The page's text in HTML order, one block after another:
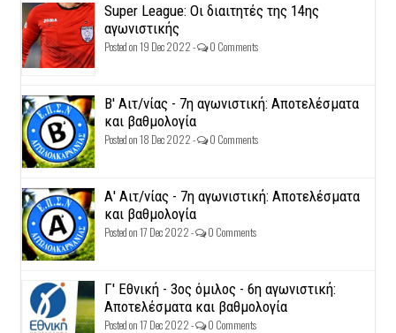
Super League: Οι διαιτητές της 14ης
αγωνιστικής
Posted on 19 Dec 2022 - 0 Comments
Β' Αιτ/νίας - 7η αγωνιστική: Αποτελέσματα
και βαθμολογία
Posted on 18 Dec 2022 - 0 Comments
Α' Αιτ/νίας - 7η αγωνιστική: Αποτελέσματα
και βαθμολογία
Posted on 17 Dec 2022 - 0 Comments
Γ' Εθνική - 3ος όμιλος - 6η αγωνιστική:
Αποτελέσματα και βαθμολογία
Posted on 17 Dec 2022 - 0 Comments